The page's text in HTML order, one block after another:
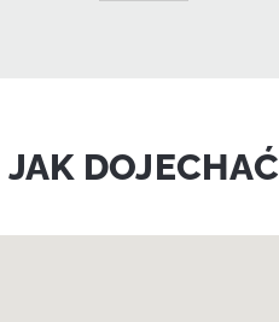
JAK DOJECHAĆ